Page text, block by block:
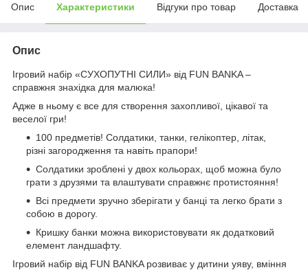
Опис Характеристики Відгуки про товар Доставка
Опис
Ігровий набір «СУХОПУТНІ СИЛИ» від FUN BANKA –
справжня знахідка для малюка!
Адже в ньому є все для створення захопливої, цікавої та
веселої гри!
100 предметів! Солдатики, танки, гелікоптер, літак,
різні загородження та навіть прапори!
Солдатики зроблені у двох кольорах, щоб можна було
грати з друзями та влаштувати справжнє протистояння!
Всі предмети зручно зберігати у банці та легко брати з
собою в дорогу.
Кришку банки можна використовувати як додатковий
елемент ландшафту.
Ігровий набір від FUN BANKA розвиває у дитини уяву, вміння